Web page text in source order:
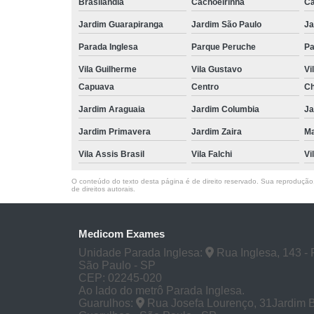
Jardim Guarapiranga Jardim São Paulo
Parada Inglesa Parque Peruche
Vila Guilherme Vila Gustavo
Capuava
Centro
Jardim Araguaia Jardim Columbia
Jardim Primavera Jardim Zaira
Vila Assis Brasil Vila Falchi
O conteúdo do texto desta página é de direito reservado. Sua
de direitos autorais
Medicom Exames
Unidade Parada Inglesa:
Rua Inglesa, 143 -
São Paulo - SP
CEP: 02245-020
Ao lado do metrô Parada Inglesa.
Guarulhos:
Rua Josefa Lourenço, 31Jardim